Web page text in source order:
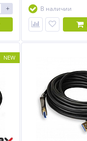
+
В наличии
NEW